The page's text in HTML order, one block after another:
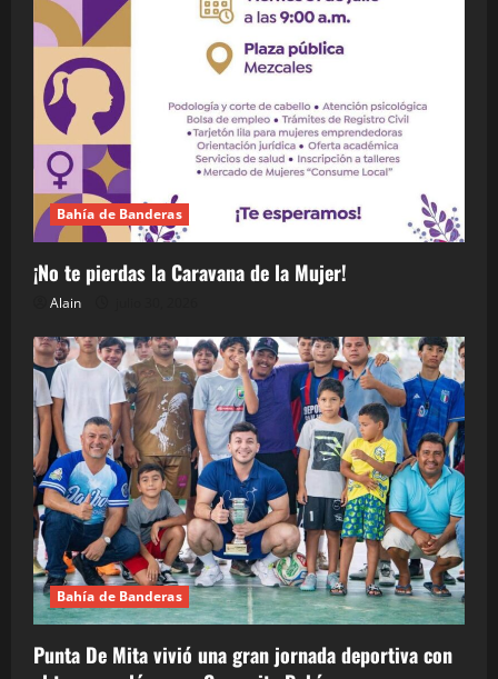
Bahía de Banderas
¡No te pierdas la Caravana de la Mujer!
Alain
Bahía de Banderas
Punta De Mita vivió una gran jornada deportiva con